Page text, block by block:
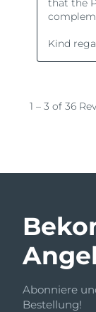
Abonniere
Bestellung!